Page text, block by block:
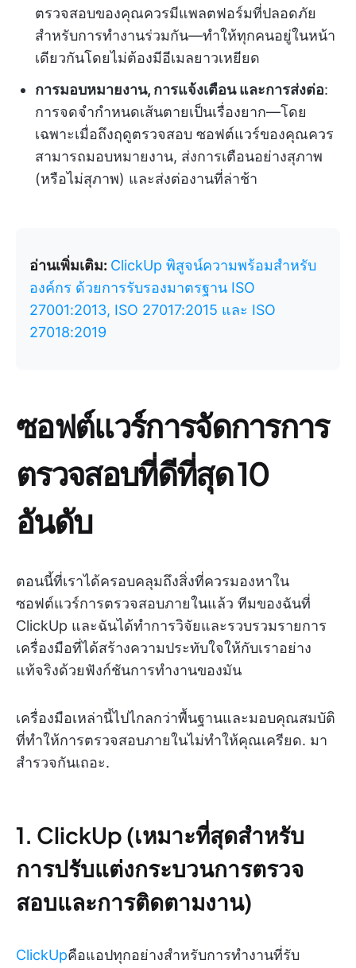
ตรวจสอบของคุณควรมีแพลตฟอร์มที่ปลอดภัย
สำหรับการทำงานร่วมกัน—ทำให้ทุกคนอยู่ในหน้า
เดียวกันโดยไม่ต้องมีอีเมลยาวเหยียด
การมอบหมายงาน, การแจ้งเตือน และการส่งต่อ:
การจดจำกำหนดเส้นตายเป็นเรื่องยาก—โดย
เฉพาะเมื่อถึงฤดูตรวจสอบ ซอฟต์แวร์ของคุณควร
สามารถมอบหมายงาน, ส่งการเตือนอย่างสุภาพ
(หรือไม่สุภาพ) และส่งต่องานที่ล่าช้า
อ่านเพิ่มเติม: ClickUp พิสูจน์ความพร้อมสำหรับ
องค์กร ด้วยการรับรองมาตรฐาน ISO
27001:2013, ISO 27017:2015 และ ISO
27018:2019
ซอฟต์แวร์การจัดการการ
ตรวจสอบที่ดีที่สุด 10
อันดับ
ตอนนี้ที่เราได้ครอบคลุมถึงสิ่งที่ควรมองหาใน
ซอฟต์แวร์การตรวจสอบภายในแล้ว ทีมของฉันที่
ClickUp และฉันได้ทำการวิจัยและรวบรวมรายการ
เครื่องมือที่ได้สร้างความประทับใจให้กับเราอย่าง
แท้จริงด้วยฟังก์ชันการทำงานของมัน
เครื่องมือเหล่านี้ไปไกลกว่าพื้นฐานและมอบคุณสมบัติ
ที่ทำให้การตรวจสอบภายในไม่ทำให้คุณเครียด. มา
สำรวจกันเถอะ.
1. ClickUp (เหมาะที่สุดสำหรับ
การปรับแต่งกระบวนการตรวจ
สอบและการติดตามงาน)
ClickUpคือแอปทุกอย่างสำหรับการทำงานที่รับ